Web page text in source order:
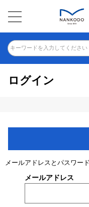
キーワードを入力してください
ログイン
メールアドレスとパスワー
メールアドレス